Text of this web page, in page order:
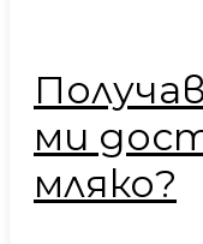
ми
мляко?